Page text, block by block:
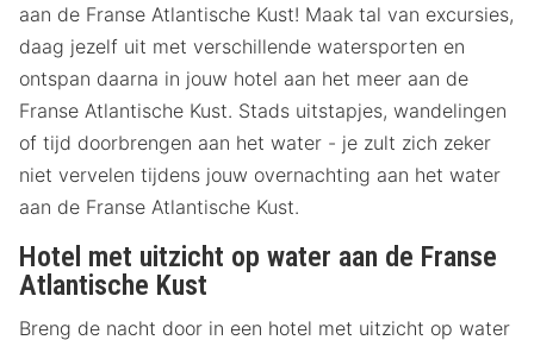
aan de Franse Atlantische Kust! Maak tal van excursies,
daag jezelf uit met verschillende watersporten en
ontspan daarna in jouw hotel aan het meer aan de
Franse Atlantische Kust. Stads uitstapjes, wandelingen
of tijd doorbrengen aan het water - je zult zich zeker
niet vervelen tijdens jouw overnachting aan het water
aan de Franse Atlantische Kust.
Hotel met uitzicht op water aan de Franse
Atlantische Kust
Breng de nacht door in een hotel met uitzicht op water